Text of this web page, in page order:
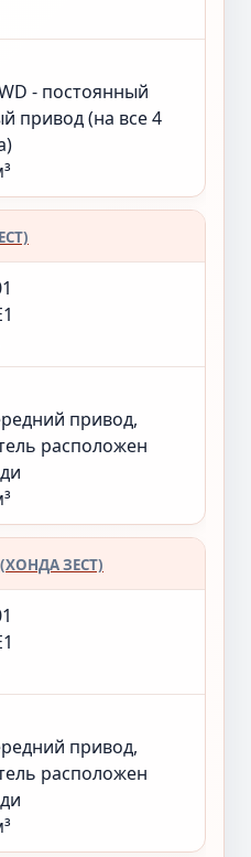
- постоянный
привод (на все 4
привод,
расположен
(ХОНДА ЗЕСТ)
привод,
расположен